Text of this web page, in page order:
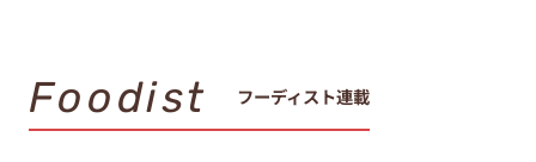
Foodist フーディスト連載